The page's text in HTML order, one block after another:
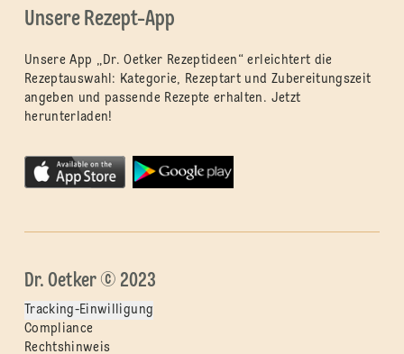
Unsere Rezept-App
Unsere App „Dr. Oetker Rezeptideen“ erleichtert die
Rezeptauswahl: Kategorie, Rezeptart und Zubereitungszeit
angeben und passende Rezepte erhalten. Jetzt
herunterladen!
Dr. Oetker © 2023
Tracking-Einwilligung
Compliance
Rechtshinweis